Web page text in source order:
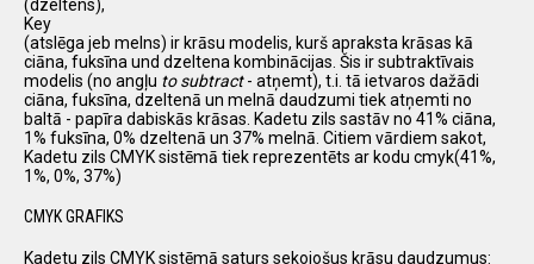
(dzeltens),
Key
(atslēga jeb melns) ir krāsu modelis, kurš apraksta krāsas kā
ciāna, fuksīna und dzeltena kombinācijas. Šis ir subtraktīvais
modelis (no angļu to subtract- atņemt), t.i. tā ietvaros dažādi
ciāna, fuksīna, dzeltenā un melnā daudzumi tiek atņemti no
baltā - papīra dabiskās krāsas. Kadetu zils sastāv no 41% ciāna,
1% fuksīna, 0% dzeltenā un 37% melnā. Citiem vārdiem sakot,
Kadetu zils CMYK sistēmā tiek reprezentēts ar kodu cmyk(41%,
1%, 0%, 37%)
CMYK GRAFIKS
Kadetu zils CMYK sistēmā saturs sekojošus krāsu daudzumus: